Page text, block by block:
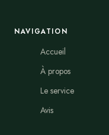
NAVIGATION
Accueil
À propos
Le service
Avis